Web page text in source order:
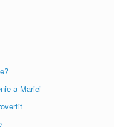
a Mariei